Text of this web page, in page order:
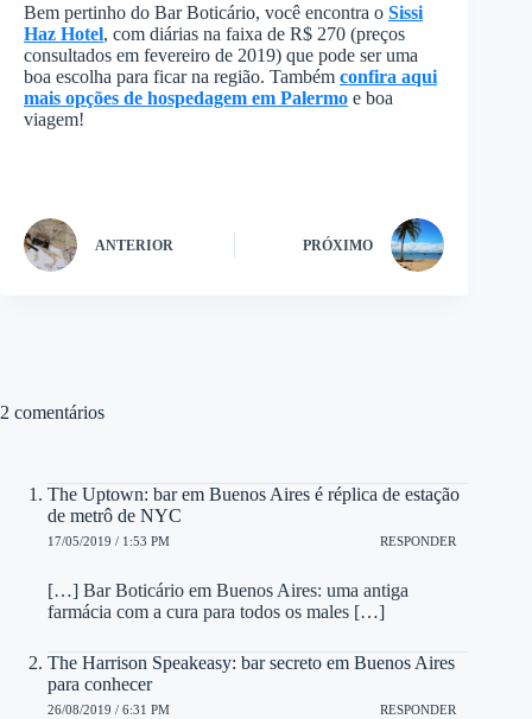
Bem pertinho do Bar Boticário, você encontra o Sissi
Haz Hotel, com diárias na faixa de R$ 270 (preços
consultados em fevereiro de 2019) que pode ser uma
boa escolha para ficar na região. Também confira aqui
mais opções de hospedagem em Palermo e boa
viagem!
ANTERIOR PRÓXIMO
2 comentários
The Uptown: bar em Buenos Aires é réplica de estação
de metrô de NYC
17/05/2019 / 1:53 PM RESPONDER
[…] Bar Boticário em Buenos Aires: uma antiga
farmácia com a cura para todos os males […]
The Harrison Speakeasy: bar secreto em Buenos Aires
para conhecer
26/08/2019 / 6:31 PM RESPONDER